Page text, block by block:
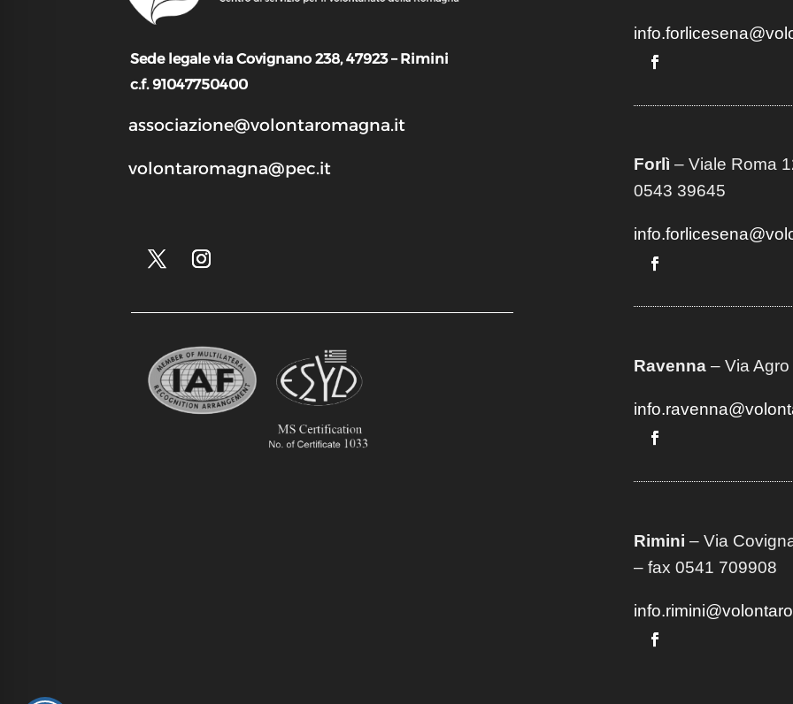
Sede legale via Covignano 238, 47923 – Rimini
c.f. 91047750400
associazione@volontaromagna.it
volontaromagna@pec.it Forlì – Viale Roma
0543 39645
Ravenna– Via Agro
Rimini – Via
– fax 0541 709908